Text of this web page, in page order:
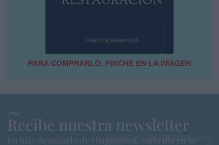
Recibe nuestra newsletter
Lo más destacado de Hispanidad, cada dia en tu